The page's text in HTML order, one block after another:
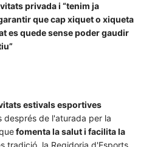
privada i “tenim ja
que cap xiquet o xiqueta
es quede sense poder gaudir
estivals esportives
després de l'aturada per la
fomenta la salut i facilita la